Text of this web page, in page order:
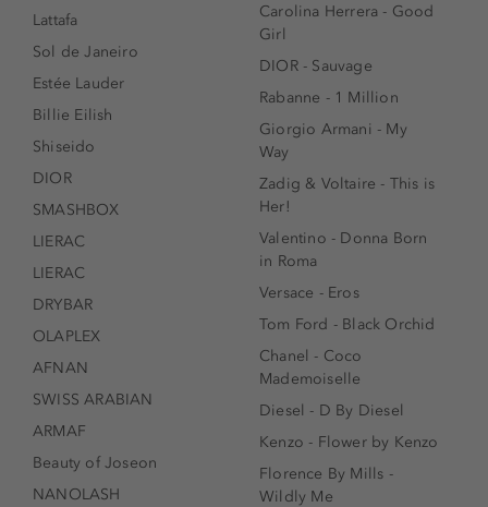
Lattafa
Sol de Janeiro
Estée Lauder
Billie Eilish
Shiseido
DIOR
SMASHBOX
LIERAC
LIERAC
DRYBAR
OLAPLEX
AFNAN
SWISS ARABIAN
ARMAF
Beauty of Joseon
NANOLASH
Carolina Herrera - Good
Girl
DIOR - Sauvage
Rabanne - 1 Million
Giorgio Armani - My
Way
Zadig & Voltaire - This is
Her!
Valentino - Donna Born
in Roma
Versace - Eros
Tom Ford - Black Orchid
Chanel - Coco
Mademoiselle
Diesel - D By Diesel
Kenzo - Flower by Kenzo
Florence By Mills -
Wildly Me